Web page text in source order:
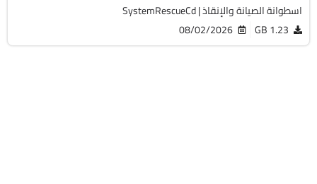
اسطوانة الصيانة والإنقاذ | SystemRescueCd
1.23 GB
08/02/2026